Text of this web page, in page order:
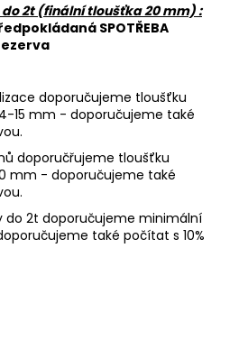
do 2t (finální tloušťka 20 mm) :
SPOTŘEBA
rezerva
doporučujeme tloušťku
15 mm - doporučujeme také
doporučřujeme tloušťku
mm - doporučujeme také
do 2t doporučujeme minimální
také počítat s 10%